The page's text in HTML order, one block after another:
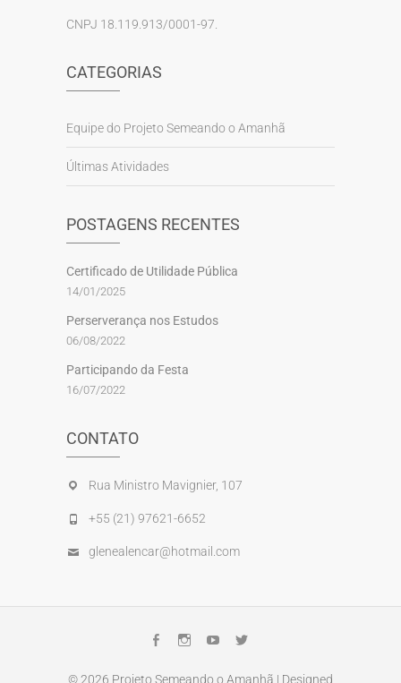
CNPJ 18.119.913/0001-97.
CATEGORIAS
Equipe do Projeto Semeando o Amanhã
Últimas Atividades
POSTAGENS RECENTES
Certificado de Utilidade Pública
14/01/2025
Perserverança nos Estudos
06/08/2022
Participando da Festa
16/07/2022
CONTATO
Rua Ministro Mavignier, 107
+55 (21) 97621-6652
glenealencar@hotmail.com
Facebook
Instagram
YoutubeTwitter
© 2026 Projeto Semeando o Amanhã | Designed